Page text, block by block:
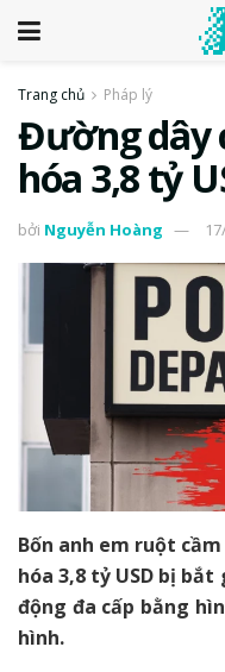
Trang chủ Pháp lý
Đường dây
hóa 3,8 tỷ
bởi Nguyễn Hoàng
Bốn anh em ruột
hóa 3,8 tỷ USD bị
động đa cấp bằng
hình.